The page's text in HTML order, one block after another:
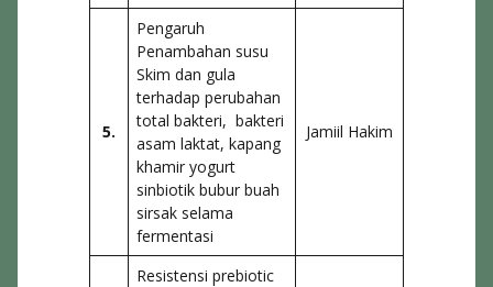
5.
Pengaruh
Penambahan susu
Skim dan gula
terhadap perubahan
total bakteri, bakteri
asam laktat, kapang
khamir yogurt
sinbiotik bubur buah
sirsak selama
fermentasi
Jamiil Hakim
Resistensi prebiotic